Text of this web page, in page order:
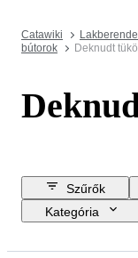
Catawiki
bútorok
Deknudt
Szűrők
Kategória